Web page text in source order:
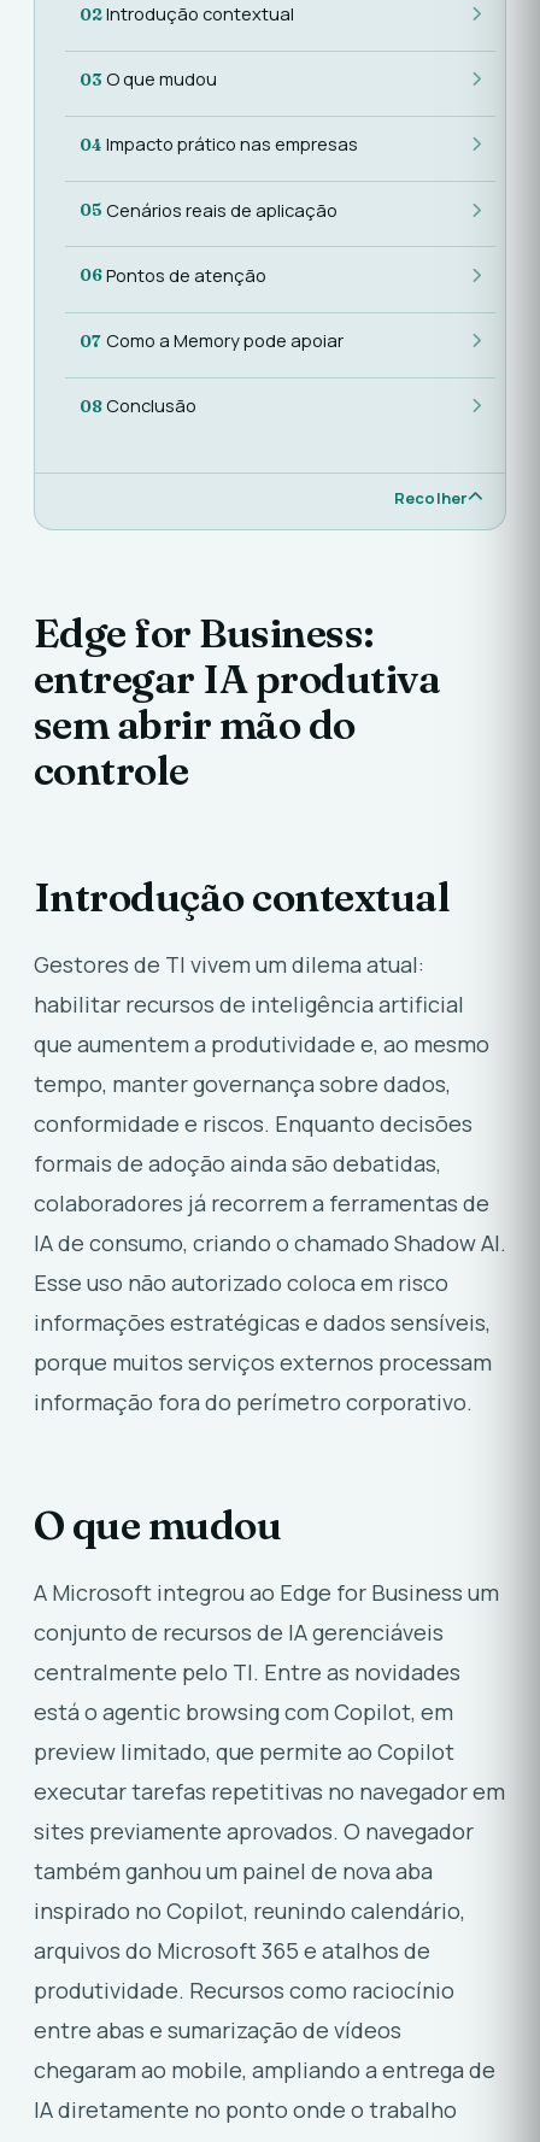
02 Introdução contextual
03 O que mudou
04 Impacto prático nas empresas
05 Cenários reais de aplicação
06 Pontos de atenção
07 Como a Memory pode apoiar
08 Conclusão
Recolher
Edge for Business:
entregar IA produtiva
sem abrir mão do
controle
Introdução contextual
Gestores de TI vivem um dilema atual:
habilitar recursos de inteligência artificial
que aumentem a produtividade e, ao mesmo
tempo, manter governança sobre dados,
conformidade e riscos. Enquanto decisões
formais de adoção ainda são debatidas,
colaboradores já recorrem a ferramentas de
IA de consumo, criando o chamado Shadow AI.
Esse uso não autorizado coloca em risco
informações estratégicas e dados sensíveis,
porque muitos serviços externos processam
informação fora do perímetro corporativo.
O que mudou
A Microsoft integrou ao Edge for Business um
conjunto de recursos de IA gerenciáveis
centralmente pelo TI. Entre as novidades
está o agentic browsing com Copilot, em
preview limitado, que permite ao Copilot
executar tarefas repetitivas no navegador em
sites previamente aprovados. O navegador
também ganhou um painel de nova aba
inspirado no Copilot, reunindo calendário,
arquivos do Microsoft 365 e atalhos de
produtividade. Recursos como raciocínio
entre abas e sumarização de vídeos
chegaram ao mobile, ampliando a entrega de
IA diretamente no ponto onde o trabalho